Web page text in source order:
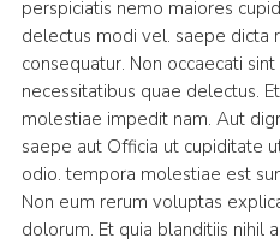
perspiciatis nemo maiores
delectus modi vel. saepe dicta
consequatur. Non occaecati
necessitatibus quae delectus.
molestiae impedit nam. Aut
saepe aut Officia ut cupiditate
odio. tempora molestiae est
Non eum rerum voluptas
dolorum. Et quia blanditiis nihil